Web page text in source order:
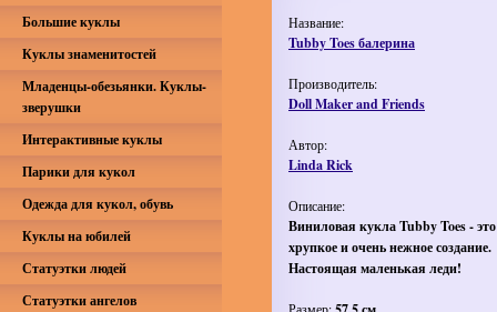
Название:
Tubby Toes балерина
Производитель:
Doll Maker and Friends
Автор:
Linda Rick
Описание:
Виниловая кукла Tubby Toes -
хрупкое и очень нежное создание.
Настоящая маленькая леди!
Большие куклы
Куклы знаменитостей
Младенцы-обезьянки. Куклы-
зверушки
Интерактивные куклы
Парики для кукол
Одежда для кукол, обувь
Куклы на юбилей
Статуэтки людей
Статуэтки ангелов